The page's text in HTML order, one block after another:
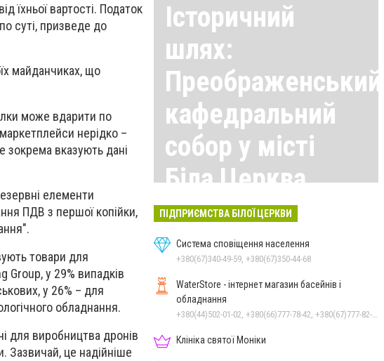
їхньої вартості. Податок
суті, призведе до
майданчиках, що
може вдарити по
нерідко –
зокрема вказують дані
елементи
ПДВ з першої копійки,
товари для
Group, у 29% випадків
у 26% – для
обладнання.
для виробництва дронів
Зазвичай, це надійніше
Історичний
шлях:
Преображенський
кафедральний
собор у місті
Біла Церква
Всі матеріали тут
ПІДПРИЄМСТВА БІЛОЇ ЦЕРКВИ
Система сповіщення населення
+380(67)340-49-59, +380(67)350-44-68
WaterStore - інтернет магазин басейнів і
обладнання
Клініка святої Моніки